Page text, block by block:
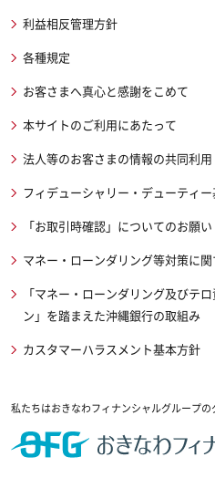
私たちはおきなわフィナンシャルグループの
利益相反管理方針
各種規定
お客さまへ真心と感謝をこめて
本サイトのご利用にあたって
法人等のお客さまの情報の共同利用
フィデューシャリー・デューティ
「お取引時確認」についてのお願い
マネー・ローンダリング等対策に
「マネー・ローンダリング及びテ
ン」を踏まえた沖縄銀行の取組み
カスタマーハラスメント基本方針